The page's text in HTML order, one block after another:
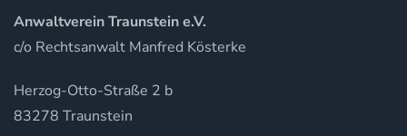
Anwaltverein Traunstein e.V.
c/o Rechtsanwalt Manfred Kösterke
Herzog-Otto-Straße 2 b
83278 Traunstein